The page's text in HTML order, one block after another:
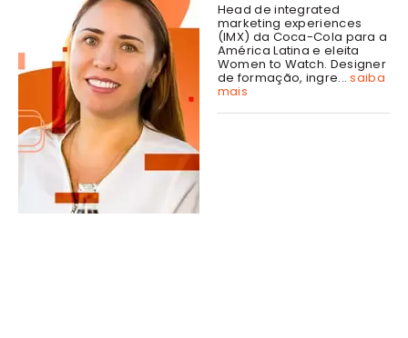
Head de integrated
marketing experiences
(IMX) da Coca-Cola para a
América Latina e eleita
Women to Watch. Designer
de formação, ingre...saiba
mais